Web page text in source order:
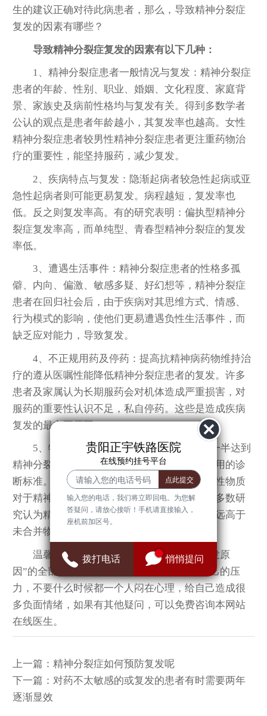
贵阳正宇铁路医院
在线预约挂号平台
输入您的电话，我们将立即回电。为您解
答疑问，请放心接听！手机请直接输入，
座机前加区号。
拨打电话 悄悄提问
生的建议正确对待此病患者，那么，导致精神分裂症
复发的因素有哪些？
导致精神分裂症复发的因素有以下几种：
1、精神分裂症患者一般情况与复发：精神分裂症
患者的年龄、性别、职业、婚姻、文化程度、家庭背
景、家族史及病前性格均与复发有关。得到多数学者
公认的观点是患者年龄越小，其复发率也越高。女性
精神分裂症患者较男性精神分裂症患者更注重药物治
疗的重要性，能坚持服药，减少复发。
2、疾病特点与复发：隐渐起病者较急性起病或亚
急性起病者则可能更易复发。病程越短，复发率也
低。反之则复发率高。有的研究表明：偏执型精神分
裂症复发率高，而单纯型、青春型精神分裂症的复发
率低。
3、遭遇生活事件：精神分裂症患者的性格多孤
僻、内向、偏激、敏感多疑、好幻想等，精神分裂症
患者在回归社会后，由于疾病对其思维方式、情感、
行为模式的影响，使他们更易遭遇负性生活事件，而
缺乏应对能力，导致复发。
4、不正规用药及停药：提高抗精神病药物维持治
疗的遵从医嘱性能降低精神分裂症患者的复发。许多
患者及家属认为长期服药会对机体造成严重损害，对
服药的重要性认识不足，私自停药。这些是造成疾病
复发的最主要原因。
5、物质滥用与复发：许多研究发现大约一半达到
精神分裂症诊断标准的患者同时也符合物质滥用的诊
断标准。据报道，持续使用酒精或其它精神活性物质
对于精神分裂症患者的结局是一个不利因素。多数研
究认为精神分裂症合并物质滥用者的复发率远远高于
未合并物质滥用者。
温馨提示：以上就是关于“精神分裂症复发原
因”的全部介绍，大家在生活中要学会释放自己的压
力，不要什么时候都一个人闷在心理，给自己造成很
多负面情绪，如果有其他疑问，可以免费咨询本网站
在线医生。
上一篇： 精神分裂症如何预防复发呢
下一篇： 对药不太敏感的或复发的患者有时需要两年
逐渐显效